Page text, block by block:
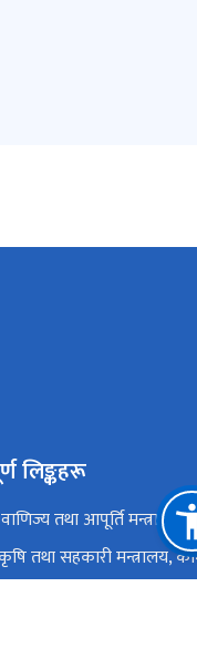
लिङ्कहरू
तथा आपूर्ति मन्त्रालय
तथा सहकारी मन्त्रालय,